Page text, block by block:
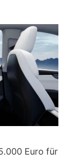
Euro für